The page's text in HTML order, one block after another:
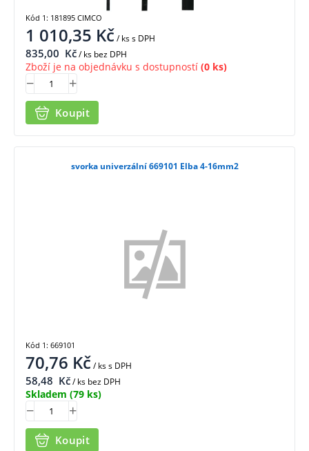
1 010,35 Kč/ kss DPH
835,00 Kč/ ks bez DPH
Zboží je na objednávku s dostupností (0 ks)
Koupit
Kód 1: 181895 CIMCO
svorka univerzální 669101 Elba 4-16mm2
70,76 Kč/ kss DPH
58,48 Kč/ ks bez DPH
Skladem (79 ks)
Koupit
Kód 1: 669101